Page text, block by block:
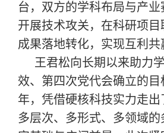
台，双方的学科布局与产
开展技术攻关，在科研项
成果落地转化，实现互利共
王君松向长期以来助力
效、第四次党代会确立的
年，凭借硬核科技实力走
多层次、多形式、多领域